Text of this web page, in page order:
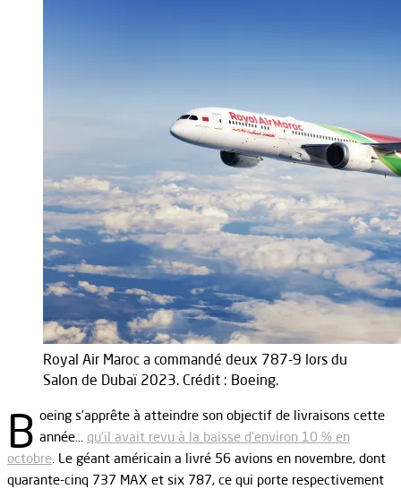
Royal Air Maroc a commandé deux 787-9 lors du
Salon de Dubaï 2023. Crédit : Boeing.
B oeing s’apprête à atteindre son objectif de livraisons cette
année… qu’il avait revu à la baisse d’environ 10 % en
octobre. Le géant américain a livré 56 avions en novembre, dont
quarante-cinq 737 MAX et six 787, ce qui porte respectivement